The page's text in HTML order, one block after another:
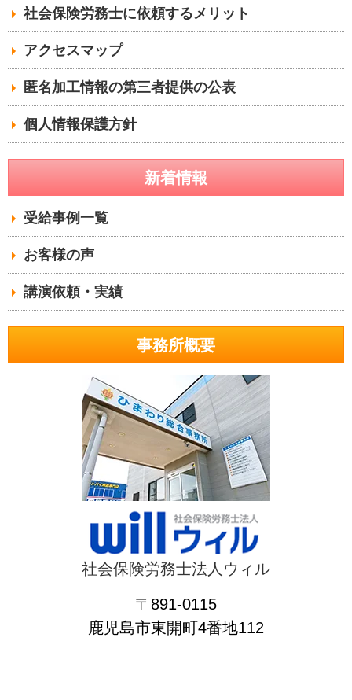
社会保険労務士に依頼するメリット
アクセスマップ
匿名加工情報の第三者提供の公表
個人情報保護方針
新着情報
受給事例一覧
お客様の声
講演依頼・実績
事務所概要
社会保険労務士法人ウィル
〒891-0115
鹿児島市東開町4番地112